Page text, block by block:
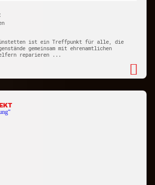
ist ein Treffpunkt für alle, die
gemeinsam mit ehrenamtlichen
reparieren ...